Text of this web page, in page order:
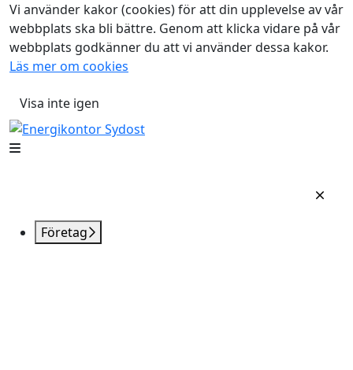
Vi använder kakor (cookies) för att din upplevelse av vår
webbplats ska bli bättre. Genom att klicka vidare på vår
webbplats godkänner du att vi använder dessa kakor.
Läs mer om cookies
Visa inte igen
Företag